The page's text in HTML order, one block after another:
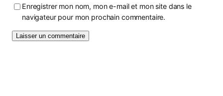
Enregistrer mon nom, mon e-mail et mon site dans le
navigateur pour mon prochain commentaire.